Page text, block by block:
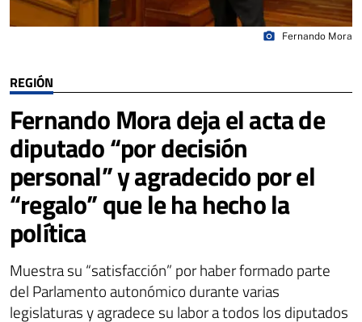
REGIÓN
Fernando Mora deja el acta de
diputado “por decisión
personal” y agradecido por el
“regalo” que le ha hecho la
política
Muestra su “satisfacción” por haber formado parte
del Parlamento autonómico durante varias
legislaturas y agradece su labor a todos los diputados
photo_camera Fernando Mora